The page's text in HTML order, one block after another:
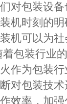
对包装设
机时刻的
机可以为
着包装行业
作为包装
对包装技
效率，加